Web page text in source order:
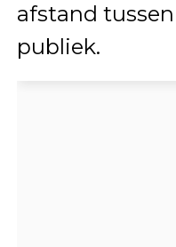
afstand
publiek.